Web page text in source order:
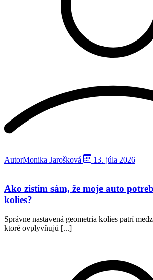
AutorMonika Jarošková 13. júla 2026
Ako zistím sám, že moje auto
kolies?
Správne nastavená geometria kolies patrí
ktoré ovplyvňujú [...]